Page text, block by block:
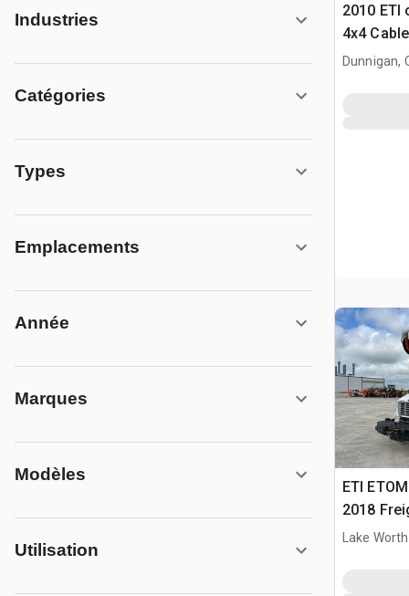
Industries
Catégories
Types
Emplacements
Année
Marques
Modèles
Utilisation
2010 ETI
4x4
Truck
Dunnigan,
ETI
2018
Camion
Lake